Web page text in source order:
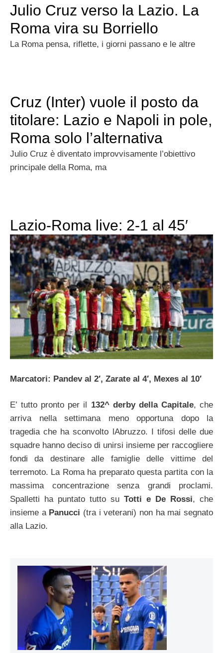
Julio Cruz verso la Lazio. La
Roma vira su Borriello
La Roma pensa, riflette, i giorni passano e le altre
Cruz (Inter) vuole il posto da
titolare: Lazio e Napoli in pole,
Roma solo l’alternativa
Julio Cruz è diventato improvvisamente l’obiettivo
principale della Roma, ma
Lazio-Roma live: 2-1 al 45′
Marcatori: Pandev al 2′, Zarate al 4′, Mexes al 10′
E’ tutto pronto per il 132^ derby della Capitale, che
arriva nella settimana meno opportuna dopo la
tragedia che ha sconvolto lAbruzzo. I tifosi delle due
squadre hanno deciso di unirsi insieme per raccogliere
fondi da destinare alle famiglie delle vittime del
terremoto. La Roma ha preparato questa partita con la
massima concentrazione senza grandi proclami.
Spalletti ha puntato tutto su Totti e De Rossi, che
insieme aPanucci (tra i veterani) non ha mai segnato
alla Lazio.